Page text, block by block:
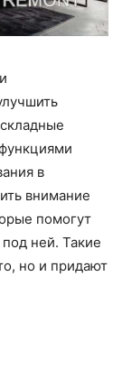
в
внимание
помогут
ней. Такие
но и придают